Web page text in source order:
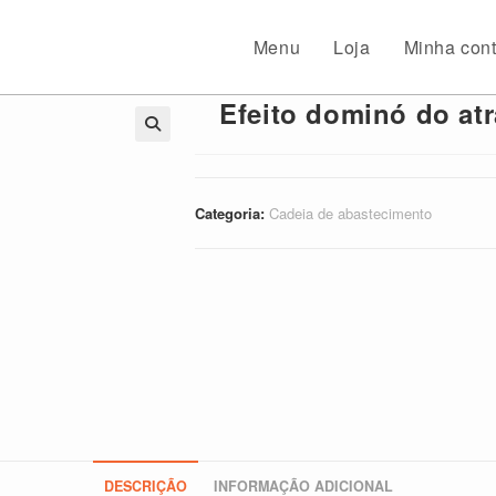
Menu Loja Minha
Efeito dominó do
Categoria: Cadeia de abastecimento
DESCRIÇÃO INFORMAÇÃO ADICIONAL